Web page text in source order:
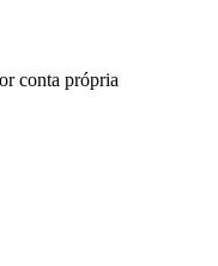
conta própria